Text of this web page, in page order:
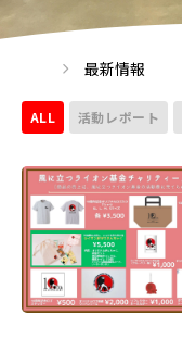
最新情報
ALL 活動レポート